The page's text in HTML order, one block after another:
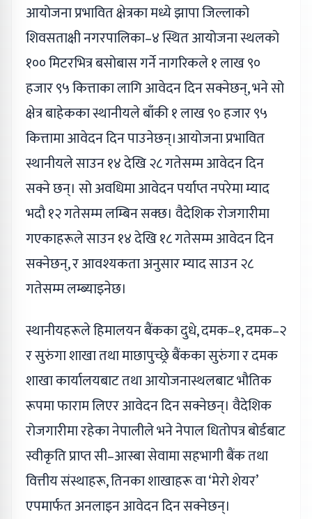
आयोजना प्रभावित क्षेत्रका मध्ये झापा जिल्लाको
शिवसताक्षी नगरपालिका–४ स्थित आयोजना स्थलको
१०० मिटरभित्र बसोबास गर्ने नागरिकले १ लाख ९०
हजार ९५ कित्ताका लागि आवेदन दिन सक्नेछन्, भने सो
क्षेत्र बाहेकका स्थानीयले बाँकी १ लाख ९० हजार ९५
कित्तामा आवेदन दिन पाउनेछन्।आयोजना प्रभावित
स्थानीयले साउन १४ देखि २८ गतेसम्म आवेदन दिन
सक्ने छन्। सो अवधिमा आवेदन पर्याप्त नपरेमा म्याद
भदौ १२ गतेसम्म लम्बिन सक्छ। वैदेशिक रोजगारीमा
गएकाहरूले साउन १४ देखि १८ गतेसम्म आवेदन दिन
सक्नेछन्, र आवश्यकता अनुसार म्याद साउन २८
गतेसम्म लम्ब्याइनेछ।
स्थानीयहरूले हिमालयन बैंकका दुधे, दमक–१, दमक–२
र सुरुंगा शाखा तथा माछापुच्छ्रे बैंकका सुरुंगा र दमक
शाखा कार्यालयबाट तथा आयोजनास्थलबाट भौतिक
रूपमा फाराम लिएर आवेदन दिन सक्नेछन्। वैदेशिक
रोजगारीमा रहेका नेपालीले भने नेपाल धितोपत्र बोर्डबाट
स्वीकृति प्राप्त सी–आस्बा सेवामा सहभागी बैंक तथा
वित्तीय संस्थाहरू, तिनका शाखाहरू वा ‘मेरो शेयर’
एपमार्फत अनलाइन आवेदन दिन सक्नेछन्।